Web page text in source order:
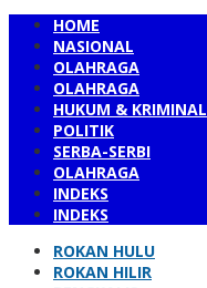
HOME
NASIONAL
OLAHRAGA
OLAHRAGA
HUKUM & KRIMINAL
POLITIK
SERBA-SERBI
OLAHRAGA
INDEKS
INDEKS
ROKAN HULU
ROKAN HILIR